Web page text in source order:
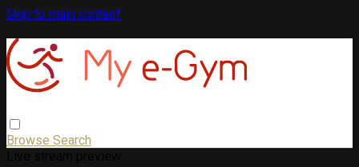
Skip to main content
Browse Search